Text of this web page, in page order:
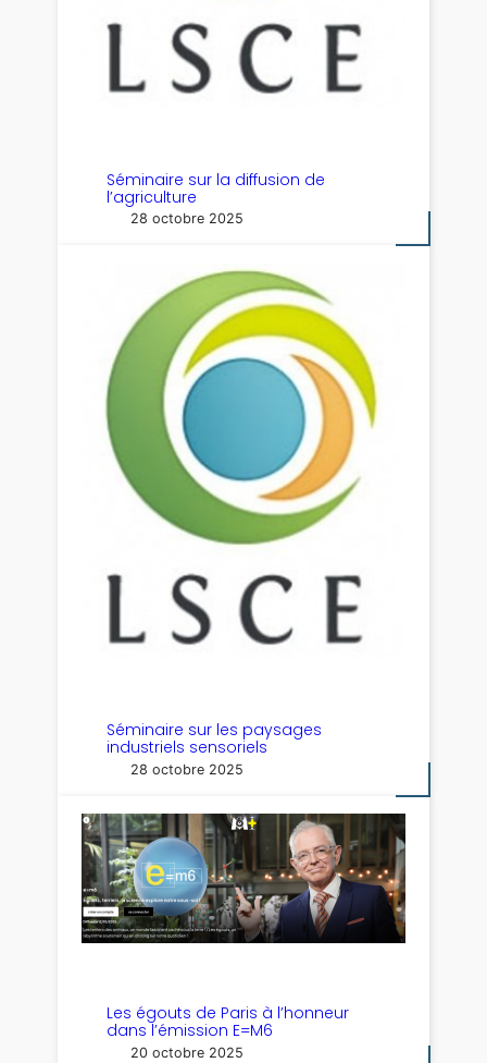
Séminaire sur la diffusion de
l’agriculture
28 octobre 2025
Séminaire sur les paysages
industriels sensoriels
28 octobre 2025
Les égouts de Paris à l’honneur
dans l’émission E=M6
20 octobre 2025